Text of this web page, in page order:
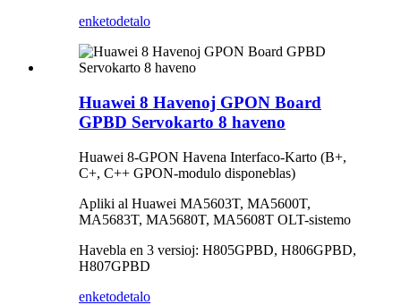
enketodetalo
Huawei 8 Havenoj GPON Board
GPBD Servokarto 8 haveno
Huawei 8-GPON Havena Interfaco-Karto (B+,
C+, C++ GPON-modulo disponeblas)
Apliki al Huawei MA5603T, MA5600T,
MA5683T, MA5680T, MA5608T OLT-sistemo
Havebla en 3 versioj: H805GPBD, H806GPBD,
H807GPBD
enketodetalo